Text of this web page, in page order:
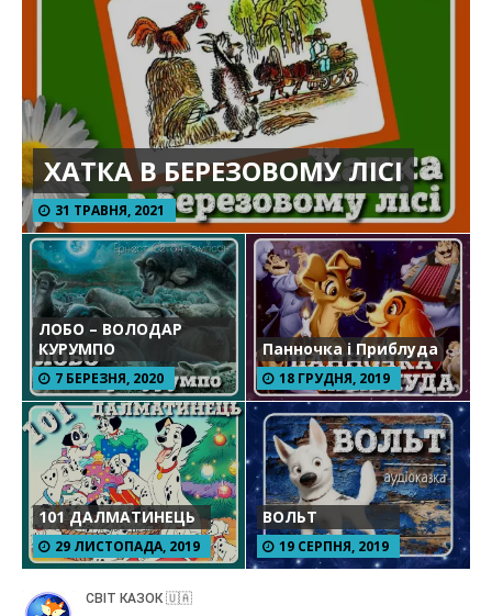
ХАТКА В БЕРЕЗОВОМУ ЛІСІ
31 ТРАВНЯ, 2021
ЛОБО – ВОЛОДАР
КУРУМПО
7 БЕРЕЗНЯ, 2020
Панночка і Приблуда
18 ГРУДНЯ, 2019
101 ДАЛМАТИНЕЦЬ
29 ЛИСТОПАДА, 2019
ВОЛЬТ
19 СЕРПНЯ, 2019